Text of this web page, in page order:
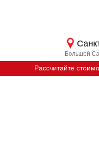
Большой
Рассчитайте